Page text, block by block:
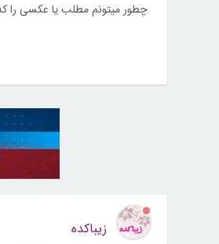
چطور میتونم مطلب یا عکسی را
زیباکده